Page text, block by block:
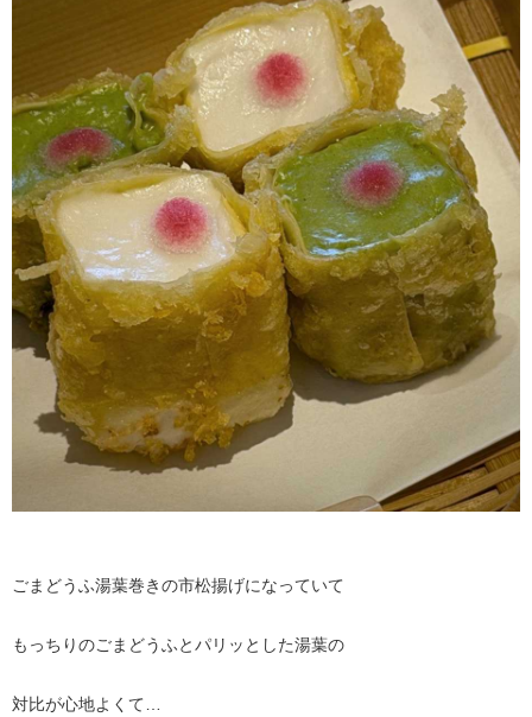
ごまどうふ湯葉巻きの市松揚げになっていて
もっちりのごまどうふとパリッとした湯葉の
対比が心地よくて…